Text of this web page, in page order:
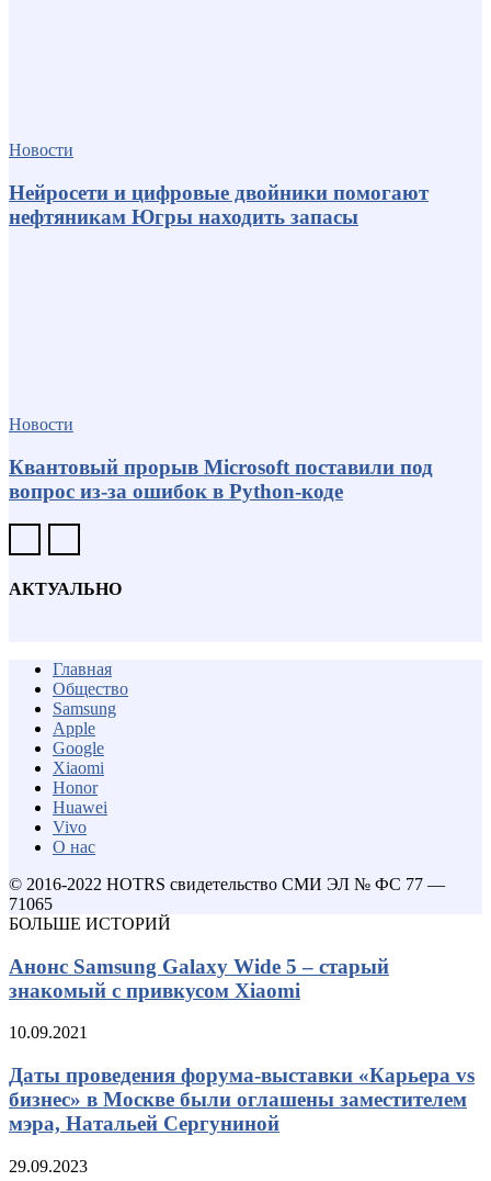
Новости
Нейросети и цифровые двойники помогают
нефтяникам Югры находить запасы
Новости
Квантовый прорыв Microsoft поставили под
вопрос из-за ошибок в Python-коде
АКТУАЛЬНО
Главная
Общество
Samsung
Apple
Google
Xiaomi
Honor
Huawei
Vivo
О нас
© 2016-2022 HOTRS свидетельство СМИ ЭЛ № ФС 77 —
71065
БОЛЬШЕ ИСТОРИЙ
Анонс Samsung Galaxy Wide 5 – старый
знакомый с привкусом Xiaomi
10.09.2021
Даты проведения форума-выставки «Карьера vs
бизнес» в Москве были оглашены заместителем
мэра, Натальей Сергуниной
29.09.2023